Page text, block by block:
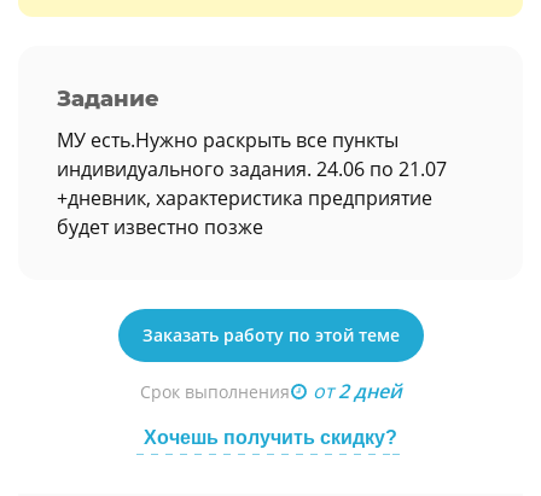
Задание
МУ есть.Нужно раскрыть все пункты
индивидуального задания. 24.06 по 21.07
+дневник, характеристика предприятие
будет известно позже
Заказать работу по этой теме
Срок выполнения от2 дней
Хочешь получить скидку?